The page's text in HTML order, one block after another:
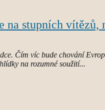
na stupních
Čím víc bude chování
na rozumné soužití...